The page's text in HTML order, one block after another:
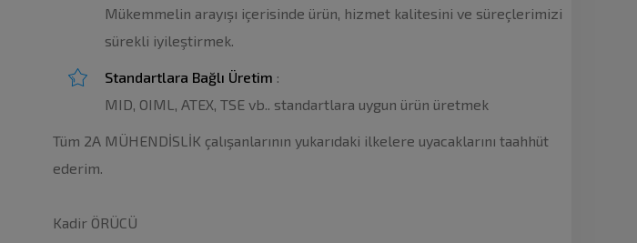
Mükemmelin arayışı içerisinde ürün, hizmet kalitesini ve süreçlerimizi
sürekli iyileştirmek.
Standartlara Bağlı Üretim :
MID, OIML, ATEX, TSE vb.. standartlara uygun ürün üretmek
Tüm 2A MÜHENDİSLİK çalışanlarının yukarıdaki ilkelere uyacaklarını taahhüt
ederim.
Kadir ÖRÜCÜ